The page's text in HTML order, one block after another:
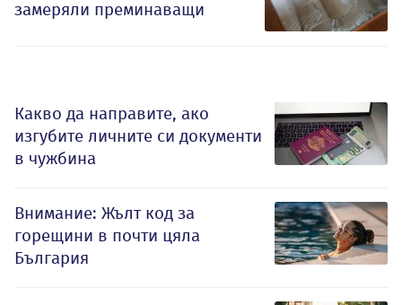
замеряли преминаващи
Какво да направите, ако
изгубите личните си документи
в чужбина
Внимание: Жълт код за
горещини в почти цяла
България